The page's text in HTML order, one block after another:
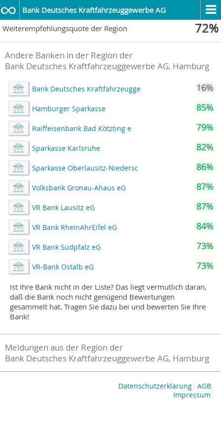
Bank Deutsches Kraftfahrzeuggewerbe AG
Weiterempfehlungsquote der Region
72%
Andere Banken in der Region der
Bank Deutsches Kraftfahrzeuggewerbe AG, Hamburg
Bank Deutsches Kraftfahrzeugge 16%
Hamburger Sparkasse 85%
Raiffeisenbank Bad Kötzting e 79%
Sparkasse Karlsruhe 82%
Sparkasse Oberlausitz-Niedersc 86%
Volksbank Gronau-Ahaus eG 87%
VR Bank Lausitz eG 87%
VR Bank RheinAhrEifel eG 84%
VR Bank Südpfalz eG 73%
VR-Bank Ostalb eG 73%
Ist Ihre Bank nicht in der Liste? Das liegt vermutlich daran,
daß die Bank noch nicht genügend Bewertungen
gesammelt hat. Tragen Sie dazu bei und bewerten Sie Ihre
Bank!
Meldungen aus der Region der
Bank Deutsches Kraftfahrzeuggewerbe AG, Hamburg
AGB
Datenschutzerklärung
Impressum